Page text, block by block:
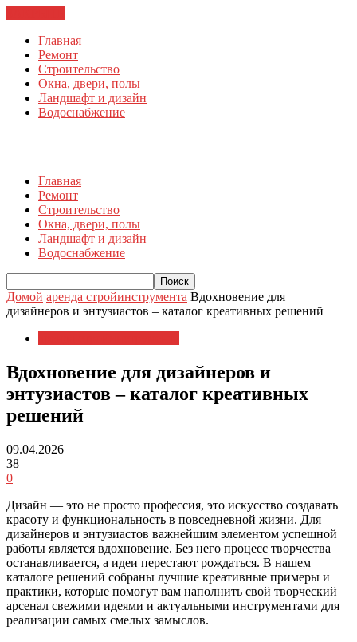
Главная
Ремонт
Строительство
Окна, двери, полы
Ландшафт и дизайн
Водоснабжение
Главная
Ремонт
Строительство
Окна, двери, полы
Ландшафт и дизайн
Водоснабжение
Домой аренда стройинструмента Вдохновение для
дизайнеров и энтузиастов – каталог креативных решений
Вдохновение для дизайнеров и
энтузиастов – каталог креативных
решений
09.04.2026
38
0
Дизайн — это не просто профессия, это искусство создавать
красоту и функциональность в повседневной жизни. Для
дизайнеров и энтузиастов важнейшим элементом успешной
работы является вдохновение. Без него процесс творчества
останавливается, а идеи перестают рождаться. В нашем
каталоге решений собраны лучшие креативные примеры и
практики, которые помогут вам наполнить свой творческий
арсенал свежими идеями и актуальными инструментами для
реализации самых смелых замыслов.